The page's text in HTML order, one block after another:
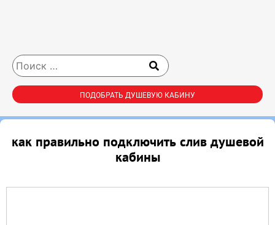
ПОДОБРАТЬ ДУШЕВУЮ КАБИНУ
как правильно подключить слив душевой
кабины